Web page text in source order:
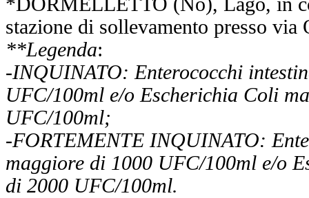
stazione di sollevamento presso via
**Legenda:
-INQUINATO: Enterococchi
UFC/100ml e/o Escherichia Coli
UFC/100ml;
-FORTEMENTE INQUINATO:
maggiore di 1000 UFC/100ml e/o
di 2000 UFC/100ml.